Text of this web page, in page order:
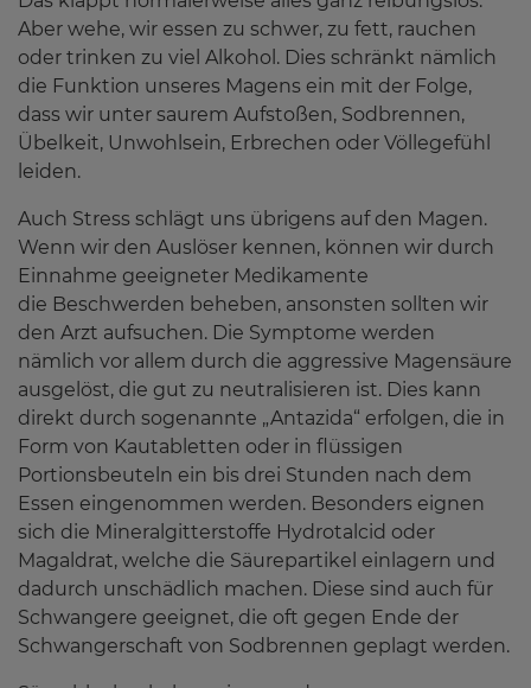
Aber wehe, wir essen zu schwer, zu fett, rauchen
oder trinken zu viel Alkohol. Dies schränkt nämlich
die Funktion unseres Magens ein mit der Folge,
dass wir unter saurem Aufstoßen, Sodbrennen,
Übelkeit, Unwohlsein, Erbrechen oder Völlegefühl
leiden.
Auch Stress schlägt uns übrigens auf den Magen.
Wenn wir den Auslöser kennen, können wir durch
Einnahme geeigneter Medikamente
die Beschwerden beheben, ansonsten sollten wir
den Arzt aufsuchen. Die Symptome werden
nämlich vor allem durch die aggressive Magensäure
ausgelöst, die gut zu neutralisieren ist. Dies kann
direkt durch sogenannte „Antazida“ erfolgen, die in
Form von Kautabletten oder in flüssigen
Portionsbeuteln ein bis drei Stunden nach dem
Essen eingenommen werden. Besonders eignen
sich die Mineralgitterstoffe Hydrotalcid oder
Magaldrat, welche die Säurepartikel einlagern und
dadurch unschädlich machen. Diese sind auch für
Schwangere geeignet, die oft gegen Ende der
Schwangerschaft von Sodbrennen geplagt werden.